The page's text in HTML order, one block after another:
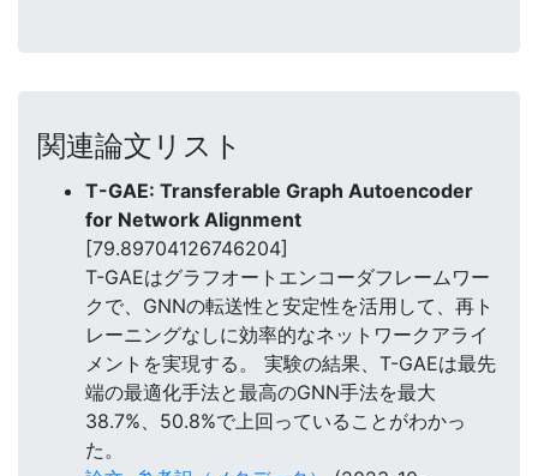
関連論文リスト
T-GAE: Transferable Graph Autoencoder
for Network Alignment
[79.89704126746204]
T-GAEはグラフオートエンコーダフレームワー
クで、GNNの転送性と安定性を活用して、再ト
レーニングなしに効率的なネットワークアライ
メントを実現する。 実験の結果、T-GAEは最先
端の最適化手法と最高のGNN手法を最大
38.7%、50.8%で上回っていることがわかっ
た。